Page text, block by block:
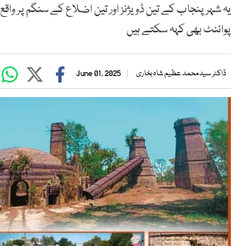
یہ شہر پنجاب کے تین ڈویژنز اور تین اضلاع کے سنگم
پوائنٹ بھی کہہ سکتے ہیں
ڈاکٹر سید محمد عظیم شاہ بخاری June 01, 2025